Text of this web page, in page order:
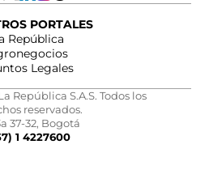
PORTALES
República
Legales
República S.A.S. Todos los
reservados.
37-32, Bogotá
1 4227600